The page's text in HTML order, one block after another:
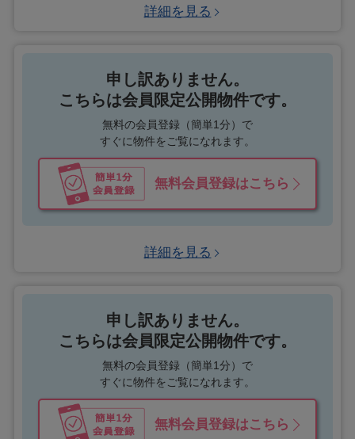
詳細を見る
申し訳ありません。
こちらは会員限定公開物件です。
無料の会員登録（簡単1分）で
すぐに物件をご覧になれます。
無料会員登録はこちら
詳細を見る
申し訳ありません。
こちらは会員限定公開物件です。
無料の会員登録（簡単1分）で
すぐに物件をご覧になれます。
無料会員登録はこちら